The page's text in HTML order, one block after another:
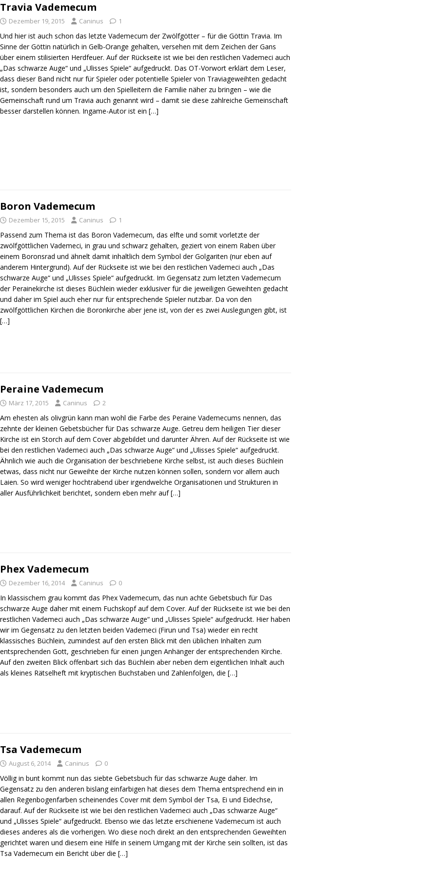
Travia Vademecum
Dezember 19, 2015 Caninus 1
Und hier ist auch schon das letzte Vademecum der Zwölfgötter – für die Göttin Travia. Im
Sinne der Göttin natürlich in Gelb-Orange gehalten, versehen mit dem Zeichen der Gans
über einem stilisierten Herdfeuer. Auf der Rückseite ist wie bei den restlichen Vademeci auch
„Das schwarze Auge“ und „Ulisses Spiele“ aufgedruckt. Das OT-Vorwort erklärt dem Leser,
dass dieser Band nicht nur für Spieler oder potentielle Spieler von Traviageweihten gedacht
ist, sondern besonders auch um den Spielleitern die Familie näher zu bringen – wie die
Gemeinschaft rund um Travia auch genannt wird – damit sie diese zahlreiche Gemeinschaft
besser darstellen können. Ingame-Autor ist ein[…]
Boron Vademecum
Dezember 15, 2015 Caninus 1
Passend zum Thema ist das Boron Vademecum, das elfte und somit vorletzte der
zwölfgöttlichen Vademeci, in grau und schwarz gehalten, geziert von einem Raben über
einem Boronsrad und ähnelt damit inhaltlich dem Symbol der Golgariten (nur eben auf
anderem Hintergrund). Auf der Rückseite ist wie bei den restlichen Vademeci auch „Das
schwarze Auge“ und „Ulisses Spiele“ aufgedruckt. Im Gegensatz zum letzten Vademecum
der Perainekirche ist dieses Büchlein wieder exklusiver für die jeweiligen Geweihten gedacht
und daher im Spiel auch eher nur für entsprechende Spieler nutzbar. Da von den
zwölfgöttlichen Kirchen die Boronkirche aber jene ist, von der es zwei Auslegungen gibt, ist
[…]
Peraine Vademecum
März 17, 2015 Caninus 2
Am ehesten als olivgrün kann man wohl die Farbe des Peraine Vademecums nennen, das
zehnte der kleinen Gebetsbücher für Das schwarze Auge. Getreu dem heiligen Tier dieser
Kirche ist ein Storch auf dem Cover abgebildet und darunter Ähren. Auf der Rückseite ist wie
bei den restlichen Vademeci auch „Das schwarze Auge“ und „Ulisses Spiele“ aufgedruckt.
Ähnlich wie auch die Organisation der beschriebene Kirche selbst, ist auch dieses Büchlein
etwas, dass nicht nur Geweihte der Kirche nutzen können sollen, sondern vor allem auch
Laien. So wird weniger hochtrabend über irgendwelche Organisationen und Strukturen in
aller Ausführlichkeit berichtet, sondern eben mehr auf[…]
Phex Vademecum
Dezember 16, 2014 Caninus 0
In klassischem grau kommt das Phex Vademecum, das nun achte Gebetsbuch für Das
schwarze Auge daher mit einem Fuchskopf auf dem Cover. Auf der Rückseite ist wie bei den
restlichen Vademeci auch „Das schwarze Auge“ und „Ulisses Spiele“ aufgedruckt. Hier haben
wir im Gegensatz zu den letzten beiden Vademeci (Firun und Tsa) wieder ein recht
klassisches Büchlein, zumindest auf den ersten Blick mit den üblichen Inhalten zum
entsprechenden Gott, geschrieben für einen jungen Anhänger der entsprechenden Kirche.
Auf den zweiten Blick offenbart sich das Büchlein aber neben dem eigentlichen Inhalt auch
als kleines Rätselheft mit kryptischen Buchstaben und Zahlenfolgen, die[…]
Tsa Vademecum
August 6, 2014 Caninus 0
Völlig in bunt kommt nun das siebte Gebetsbuch für das schwarze Auge daher. Im
Gegensatz zu den anderen bislang einfarbigen hat dieses dem Thema entsprechend ein in
allen Regenbogenfarben scheinendes Cover mit dem Symbol der Tsa, Ei und Eidechse,
darauf. Auf der Rückseite ist wie bei den restlichen Vademeci auch „Das schwarze Auge“
und „Ulisses Spiele“ aufgedruckt. Ebenso wie das letzte erschienene Vademecum ist auch
dieses anderes als die vorherigen. Wo diese noch direkt an den entsprechenden Geweihten
gerichtet waren und diesem eine Hilfe in seinem Umgang mit der Kirche sein sollten, ist das
Tsa Vademecum ein Bericht über die[…]